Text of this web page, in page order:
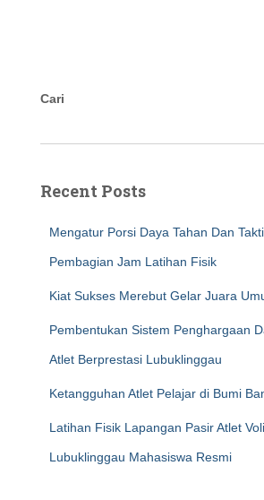
Cari
Recent Posts
Mengatur Porsi Daya Tahan Dan
Pembagian Jam Latihan Fisik
Kiat Sukses Merebut Gelar Juara
Pembentukan Sistem Penghargaan
Atlet Berprestasi Lubuklinggau
Ketangguhan Atlet Pelajar di Bumi
Latihan Fisik Lapangan Pasir Atlet
Lubuklinggau Mahasiswa Resmi